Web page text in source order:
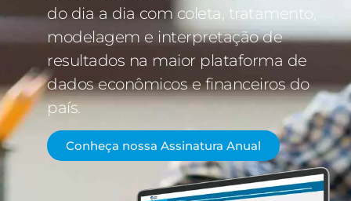
do dia a dia com coleta, tratamento,
modelagem e interpretação de
resultados na maior plataforma de
dados econômicos e financeiros do
país.
Conheça nossa Assinatura Anual